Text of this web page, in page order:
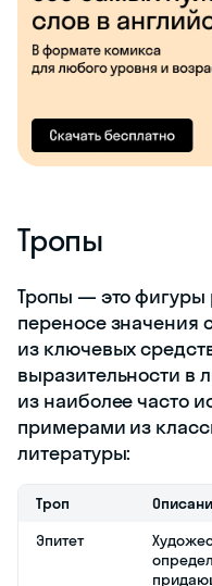
Тропы
Тропы — это фигуры
переносе значения
из ключевых
выразительности в
из наиболее часто
примерами из
литературы:
Троп
Эпитет